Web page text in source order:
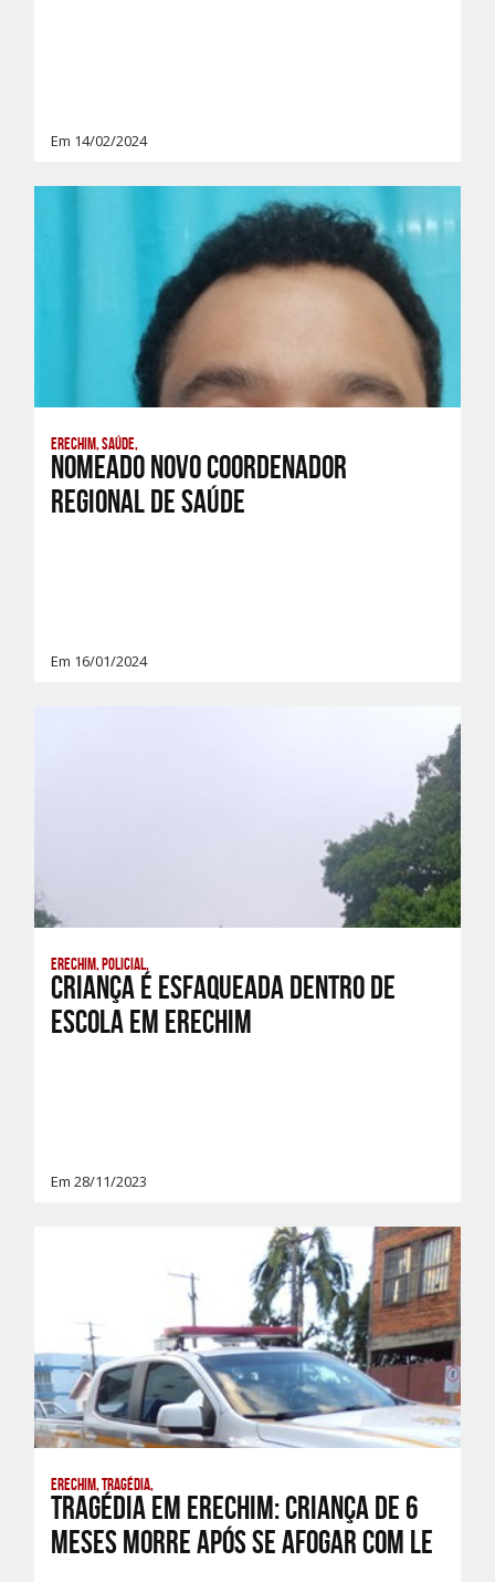
Em 14/02/2024
Erechim, Saúde,
Nomeado novo Coordenador
Regional de Saúde
Em 16/01/2024
Erechim, Policial,
Criança é esfaqueada dentro de
escola em Erechim
Em 28/11/2023
Erechim, Tragédia,
Tragédia em Erechim: Criança de 6
meses morre após se afogar com le